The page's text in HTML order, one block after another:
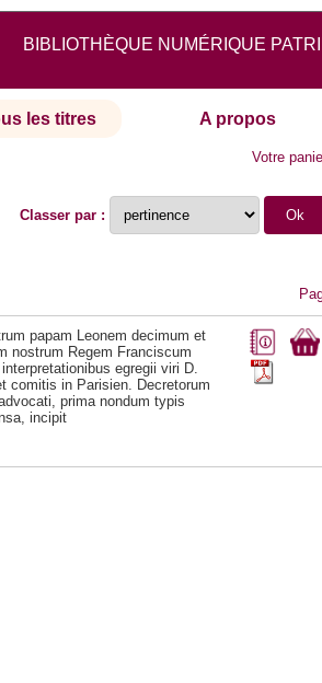
BIBLIOTHÈQUE NUMÉRIQUE
les titres A propos
Votre
Classer par :
papam Leonem decimum et
nostrum Regem Franciscum
egregii viri D.
comitis in Parisien. Decretorum
prima nondum typis
incipit